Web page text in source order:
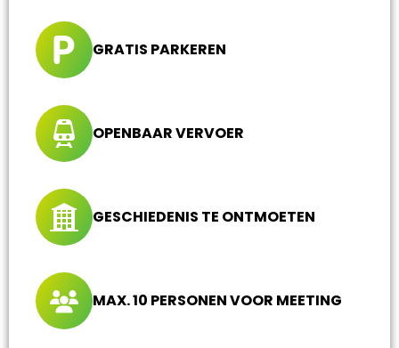
GRATIS PARKEREN
OPENBAAR VERVOER
GESCHIEDENIS TE ONTMOETEN
MAX. 10 PERSONEN VOOR MEETING